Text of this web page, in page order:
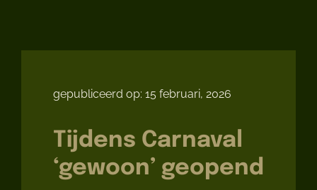
gepubliceerd op: 15 februari, 2026
Tijdens Carnaval
‘gewoon’ geopend